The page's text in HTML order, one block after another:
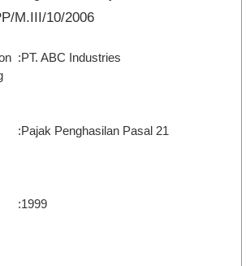
M.III/10/2006
:PT. ABC Industries
:Pajak Penghasilan Pasal 21
:1999